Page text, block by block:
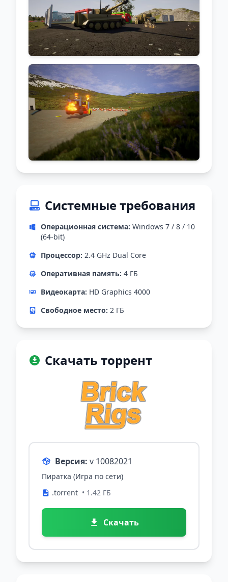
Системные требования
Операционная система: Windows 7 / 8 / 10
(64-bit)
Процессор: 2.4 GHz Dual Core
Оперативная память: 4 ГБ
Видеокарта: HD Graphics 4000
Свободное место: 2 ГБ
Скачать торрент
Версия: v 10082021
Пиратка (Игра по сети)
.torrent • 1.42 ГБ
Скачать